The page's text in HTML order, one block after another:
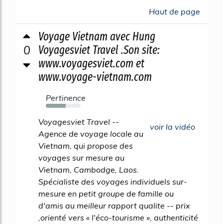
Haut de page
0
Voyage Vietnam avec Hung
Voyagesviet Travel .Son site:
www.voyagesviet.com et
www.voyage-vietnam.com
Pertinence
57%
voir la vidéo
Voyagesviet Travel --
Agence de voyage locale au
Vietnam, qui propose des
voyages sur mesure au
Vietnam, Cambodge, Laos.
Spécialiste des voyages individuels sur-
mesure en petit groupe de famille ou
d'amis au meilleur rapport qualite -- prix
,orienté vers « l'éco-tourisme », authenticité